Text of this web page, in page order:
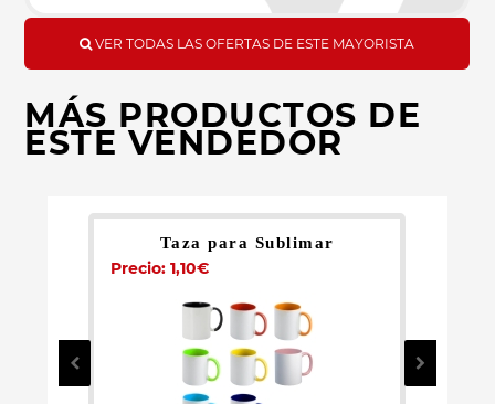
VER TODAS LAS OFERTAS DE ESTE MAYORISTA
MÁS PRODUCTOS DE
ESTE VENDEDOR
Taza para Sublimar
Precio: 1,10€